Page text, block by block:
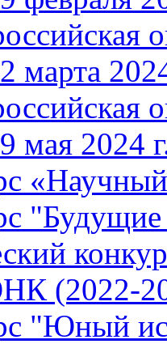
марта
мая 2024
(2022-
"Юный